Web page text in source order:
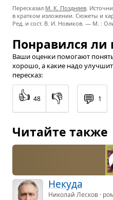
Пересказал М. К. Поздняев .
в кратком изложении. Сюжеты и
Ред. и сост. В. И. Новиков. — М. :
Понравился ли
Ваши оценки помогают
хорошо, а какие надо
пересказ:
👍 48 👎 💬 1
Читайте также
Некуда
Николай Лесков ·